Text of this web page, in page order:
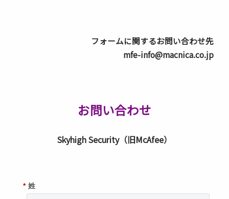
フォームに関するお問い合わせ先
mfe-info@macnica.co.jp
お問い合わせ
Skyhigh Security（旧McAfee）
* 姓